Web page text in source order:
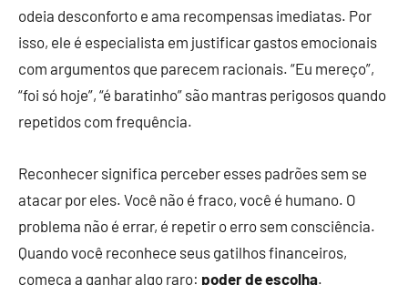
odeia desconforto e ama recompensas imediatas. Por
isso, ele é especialista em justificar gastos emocionais
com argumentos que parecem racionais. “Eu mereço”,
“foi só hoje”, “é baratinho” são mantras perigosos quando
repetidos com frequência.
Reconhecer significa perceber esses padrões sem se
atacar por eles. Você não é fraco, você é humano. O
problema não é errar, é repetir o erro sem consciência.
Quando você reconhece seus gatilhos financeiros,
começa a ganhar algo raro: poder de escolha.